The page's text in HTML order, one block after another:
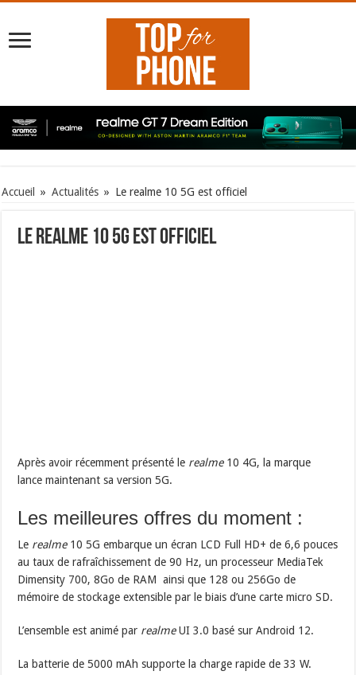
Accueil » Actualités » Le realme 10 5G est officiel
Le realme 10 5G est officiel
Après avoir récemment présenté le realme10 4G, la marque
lance maintenant sa version 5G.
Les meilleures offres du moment :
Le realme10 5G embarque un écran LCD Full HD+ de 6,6 pouces
au taux de rafraîchissement de 90 Hz, un processeur MediaTek
Dimensity 700, 8Go de RAM ainsi que 128 ou 256Go de
mémoire de stockage extensible par le biais d’une carte micro SD.
L’ensemble est animé par realmeUI 3.0 basé sur Android 12.
La batterie de 5000 mAh supporte la charge rapide de 33 W.